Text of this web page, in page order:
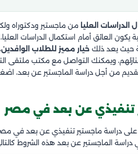
الدراسات العليا من ماجستير ودكتوراه
العائق أمام استكمال الدراسات
حيث يعد ذلك خيار مميز للطلاب الوافدين
ويمكنك التواصل مع مكتب
من أجل دراسة الماجستير عن بعد،
تنفيذي عن بعد في مصر
على دراسة ماجستير تنفيذي عن بعد في
الماجستير عن بعد هذه الشروط